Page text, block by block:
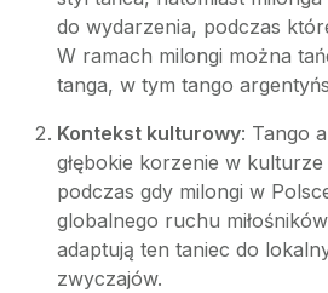
do wydarzenia, podczas
W ramach milongi można
tanga, w tym tango
Kontekst kulturowy: Tango
głębokie korzenie w
podczas gdy milongi w
globalnego ruchu
adaptują ten taniec do
zwyczajów.